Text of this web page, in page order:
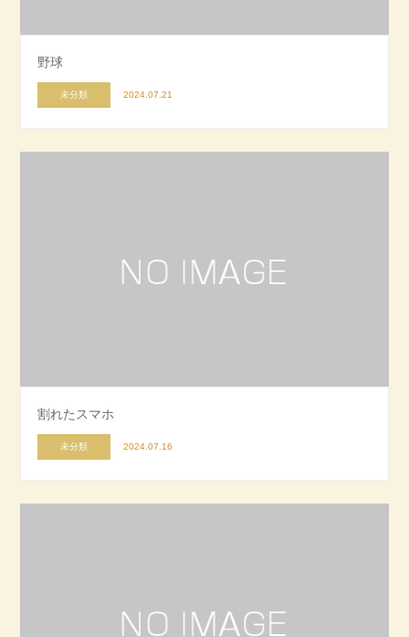
野球
未分類 2024.07.21
割れたスマホ
未分類 2024.07.16